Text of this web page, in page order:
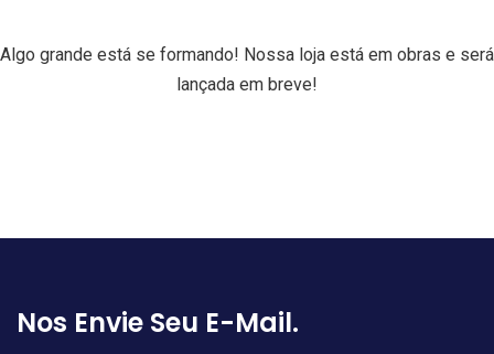
Algo grande está se formando! Nossa loja está em obras e será
lançada em breve!
Nos Envie Seu E-Mail.